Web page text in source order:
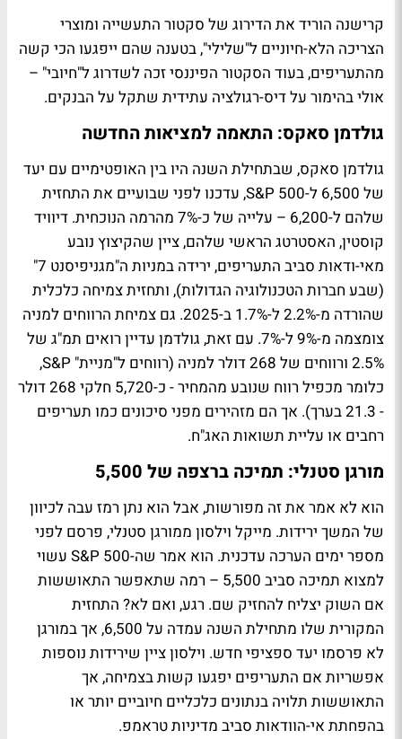
קרישנה הוריד את הדירוג של סקטור התעשייה ומוצרי
הצריכה הלא-חיוניים ל"שלילי", בטענה שהם ייפגעו הכי קשה
מהתעריפים, בעוד הסקטור הפיננסי זכה לשדרוג ל"חיובי" –
אולי בהימור על דיס-רגולציה עתידית שתקל על הבנקים.
גולדמן סאקס: התאמה למציאות החדשה
גולדמן סאקס, שבתחילת השנה היו בין האופטימיים עם יעד
של 6,500 ל-S&P 500, עדכנו לפני שבועיים את התחזית
שלהם ל-6,200 – עלייה של כ-7% מהרמה הנוכחית. דיוויד
קוסטין, האסטרטג הראשי שלהם, ציין שהקיצוץ נובע
מאי-ודאות סביב התעריפים, ירידה במניות ה"מגניפיסנט 7"
(שבע חברות הטכנולוגיה הגדולות), ותחזית צמיחה כלכלית
שהורדה מ-2.2% ל-1.7% ב-2025. גם צמיחת הרווחים למניה
צומצמה מ-9% ל-7%. עם זאת, גולדמן עדיין רואים תמ"ג של
2.5% ורווחים של 268 דולר למניה (רווחים ל"מניית" S&P,
כלומר מכפיל רווח שנובע מהמחיר - כ-5,720 חלקי 268 דולר
- 21.3 בערך). אך הם מזהירים מפני סיכונים כמו תעריפים
רחבים או עליית תשואות האג"ח.
מורגן סטנלי: תמיכה ברצפה של 5,500
הוא לא אמר את זה מפורשות, אבל הוא נתן רמז עבה לכיוון
של המשך ירידות. מייקל וילסון ממורגן סטנלי, פרסם לפני
מספר ימים הערכה עדכנית. הוא אמר שה-S&P 500 עשוי
למצוא תמיכה סביב 5,500 – רמה שתאפשר התאוששות
אם השוק יצליח להחזיק שם. רגע, ואם לא? התחזית
המקורית שלו מתחילת השנה עמדה על 6,500, אך במורגן
לא פרסמו יעד ספציפי חדש. וילסון ציין שירידות נוספות
אפשריות אם התעריפים יפגעו קשות בצמיחה, אך
התאוששות תלויה בנתונים כלכליים חיוביים יותר או
בהפחתת אי-הוודאות סביב מדיניות טראמפ.